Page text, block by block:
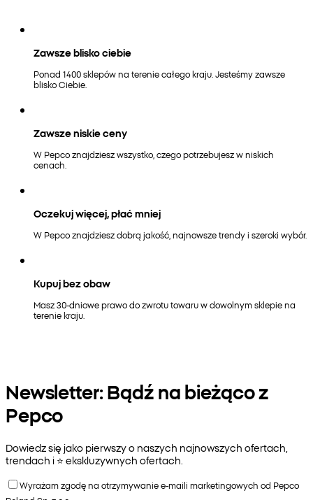
Zawsze blisko ciebie
Ponad 1400 sklepów na terenie całego kraju. Jesteśmy zawsze
blisko Ciebie.
Zawsze niskie ceny
W Pepco znajdziesz wszystko, czego potrzebujesz w niskich
cenach.
Oczekuj więcej, płać mniej
W Pepco znajdziesz dobrą jakość, najnowsze trendy i szeroki wybór.
Kupuj bez obaw
Masz 30-dniowe prawo do zwrotu towaru w dowolnym sklepie na
terenie kraju.
Newsletter: Bądź na bieżąco z
Pepco
Dowiedz się jako pierwszy o naszych najnowszych ofertach,
trendach i ⭐️ ekskluzywnych ofertach.
Wyrażam zgodę na otrzymywanie e-maili marketingowych od Pepco